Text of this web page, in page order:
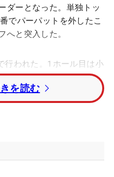
ダーとなった。単独トッ
でパーパットを外したこ
へと突入した。
行われた。1ホール目は小
、フェアウェイにレイア
ンカーでしたが、そんな
打目も思い通りに行って
メートルほどのバーディ
ル目にもつれ込んだ。
を読む